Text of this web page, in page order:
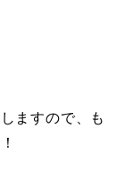
ますので、も